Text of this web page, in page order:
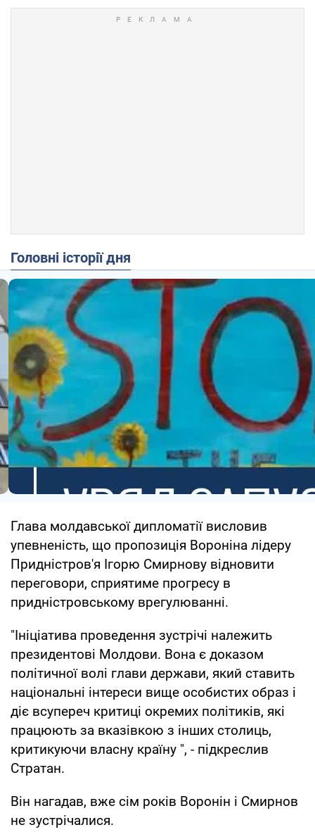
Головні історії дня
Глава молдавської дипломатії висловив
упевненість, що пропозиція Вороніна лідеру
Придністров'я Ігорю Смирнову відновити
переговори, сприятиме прогресу в
придністровському врегулюванні.
"Ініціатива проведення зустрічі належить
президентові Молдови. Вона є доказом
політичної волі глави держави, який ставить
національні інтереси вище особистих образ і
діє всупереч критиці окремих політиків, які
працюють за вказівкою з інших столиць,
критикуючи власну країну ", - підкреслив
Стратан.
Він нагадав, вже сім років Воронін і Смирнов
не зустрічалися.